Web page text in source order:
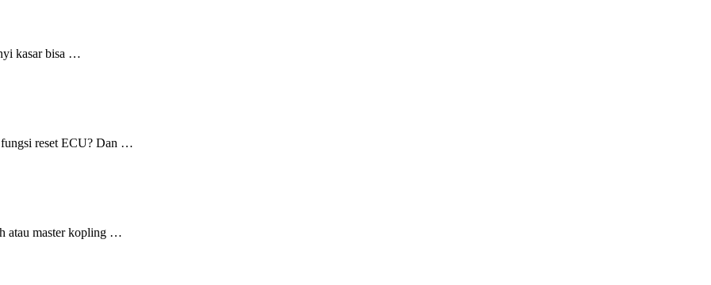
kasar bisa …
fungsi reset ECU? Dan …
atau master kopling …